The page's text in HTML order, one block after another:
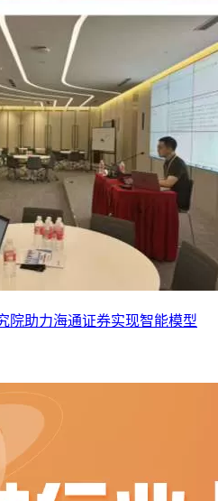
院助力海通证券实现智能模型